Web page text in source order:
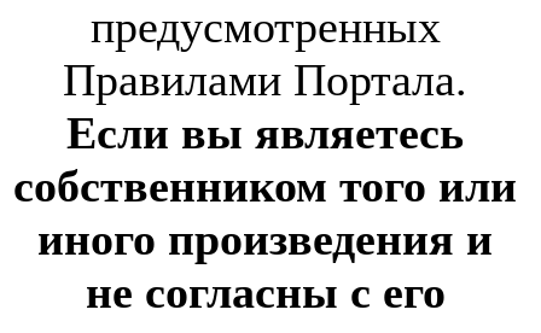
предусмотренных
Правилами Портала.
Если вы являетесь
собственником того или
иного произведения и
не согласны с его